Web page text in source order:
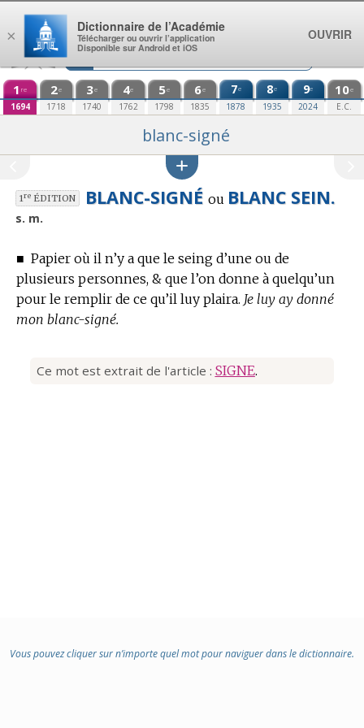
Aller au contenu
1 re
1694
2e
1718
3e
1740
4e
1762
5e
1798
6e
1835
7e
1878
8e
1935
9e
2024
10e
E.C.
blanc-signé
1reÉDITION BLANC-SIGNÉ ou BLANC SEIN.
s. m.
■ Papier où il n’y a que le seing d’une ou de
plusieurs personnes, & que l’on donne à quelqu’un
pour le remplir de ce qu’il luy plaira. Je luy ay donné
mon blanc-signé.
Ce mot est extrait de l'article : SIGNE.
Vous pouvez cliquer sur n’importe quel mot pour naviguer dans le dictionnaire.
×
Dictionnaire de l’Académie
Télécharger ou ouvrir l’application
Disponible sur Android et iOS
OUVRIR